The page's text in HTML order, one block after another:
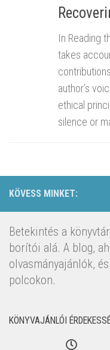
In Reading
takes
author’s
ethical
silence or
KÖVESS MINKET:
Betekintés a
borítói alá. A blog,
olvasmányajánlók,
polcokon.
KÖNYVAJÁNLÓI